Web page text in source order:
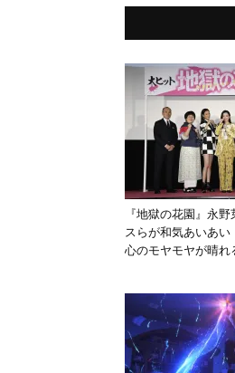
『地獄の花園』永
スらが和気あいあい
心のモヤモヤが晴れ